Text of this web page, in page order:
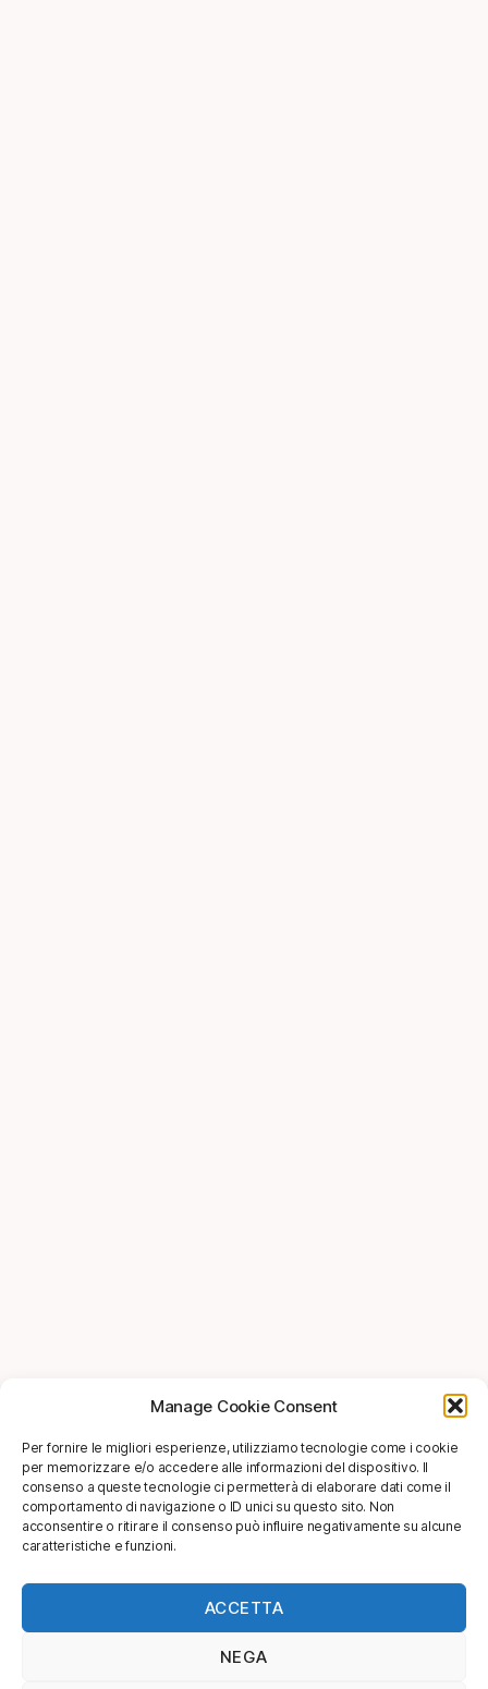
Manage Cookie Consent
Per fornire le migliori esperienze, utilizziamo tecnologie come i cookie
per memorizzare e/o accedere alle informazioni del dispositivo. Il
consenso a queste tecnologie ci permetterà di elaborare dati come il
comportamento di navigazione o ID unici su questo sito. Non
acconsentire o ritirare il consenso può influire negativamente su alcune
caratteristiche e funzioni.
ACCETTA
NEGA